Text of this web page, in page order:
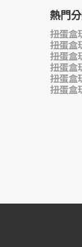
熱門
扭蛋盒
扭蛋盒
扭蛋盒
扭蛋盒
扭蛋盒
扭蛋盒